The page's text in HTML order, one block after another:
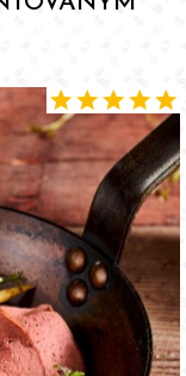
starstarstarstarstar